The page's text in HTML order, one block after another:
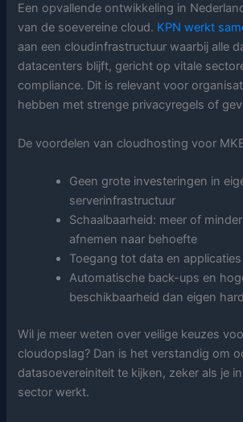
Een opvallende ontwikkeling in
van de soevereine cloud. KPN werkt
aan een cloudinfrastructuur waarbij alle
datacenters blijft, gericht op vitale
compliance. Dit is relevant voor
hebben met strenge privacyregels of
De voordelen van cloudhosting voor
Geen grote investeringen in
serverinfrastructuur
Schaalbaarheid: meer of
afnemen naar behoefte
Toegang tot data en
Automatische back-ups en
beschikbaarheid dan eigen
Wil je meer weten over veilige keuzes
cloudopslag? Dan is het verstandig om
datasoevereiniteit te kijken, zeker als je
sector werkt.